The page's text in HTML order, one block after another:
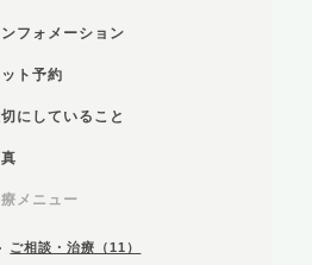
フォメーション
ト予約
にしていること
メニュー
ご相談・治療（11）